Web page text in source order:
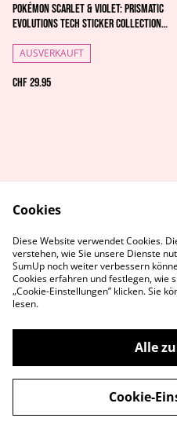
Pokémon Scarlet & Violet: Prismatic
Evolutions Tech Sticker Collection -
AUSVERKAUFT
CHF 29.95
Datenschutz
©2026MetaGames
Cookies
Diese Website verwendet Cookies.
verstehen, wie Sie unsere Dienste
SumUp noch weiter verbessern
Cookies erfahren und festlegen, wie
„Cookie-Einstellungen” klicken. Sie
lesen.
Alle
Cookie-